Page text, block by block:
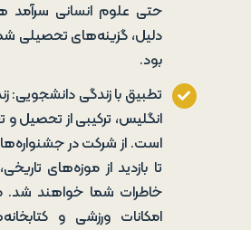
حتی علوم انسانی
دلیل، گزینه‌های تحصیلی
بود.
تطبیق با زندگی دانشجویی:
انگلیس، ترکیبی از تحصیل
است. از شرکت در
تا بازدید از موزه‌های
خاطرات شما خواهند شد.
امکانات ورزشی و